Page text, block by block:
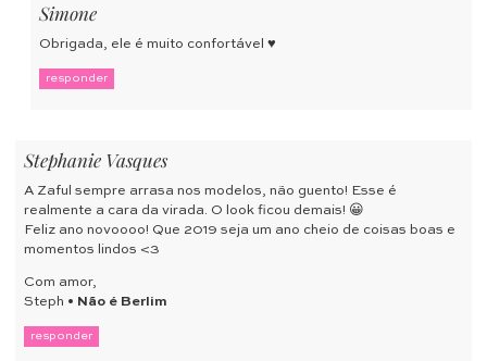
Simone
Obrigada, ele é muito confortável ♥
responder
Stephanie Vasques
A Zaful sempre arrasa nos modelos, não guento! Esse é
realmente a cara da virada. O look ficou demais! 😀
Feliz ano novoooo! Que 2019 seja um ano cheio de coisas boas e
momentos lindos <3
Com amor,
Steph • Não é Berlim
responder